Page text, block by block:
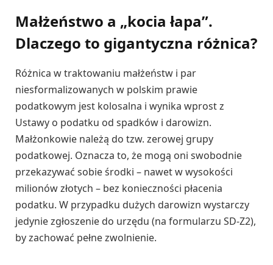
Małżeństwo a „kocia łapa”.
Dlaczego to gigantyczna różnica?
Różnica w traktowaniu małżeństw i par
niesformalizowanych w polskim prawie
podatkowym jest kolosalna i wynika wprost z
Ustawy o podatku od spadków i darowizn.
Małżonkowie należą do tzw. zerowej grupy
podatkowej. Oznacza to, że mogą oni swobodnie
przekazywać sobie środki – nawet w wysokości
milionów złotych – bez konieczności płacenia
podatku. W przypadku dużych darowizn wystarczy
jedynie zgłoszenie do urzędu (na formularzu SD-Z2),
by zachować pełne zwolnienie.